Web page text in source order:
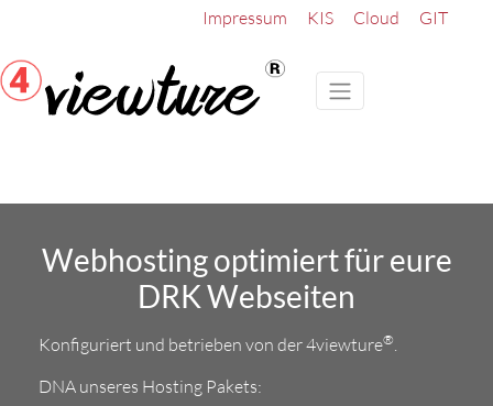
Impressum KIS Cloud GIT
Webhosting optimiert für eure
DRK Webseiten
Konfiguriert und betrieben von der 4viewture®
DNA unseres Hosting Pakets: